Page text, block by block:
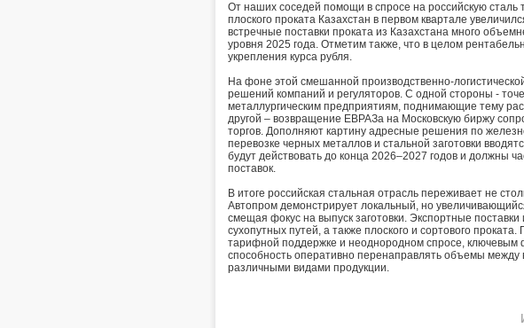
От наших соседей помощи в спросе на российскую сталь
плоского проката Казахстан в первом квартале
встречные поставки проката из Казахстана много
уровня 2025 года. Отметим также, что в целом
укрепления курса рубля.
На фоне этой смешанной производственно-
решений компаний и регуляторов. С одной стороны -
металлургическим предприятиям, поднимающие тему
другой – возвращение ЕВРАЗа на Московскую биржу
торгов. Дополняют картину адресные решения по
перевозке черных металлов и стальной заготовки
будут действовать до конца 2026–2027 годов и должны
поставок.
В итоге российская стальная отрасль переживает не
Автопром демонстрирует локальный, но
смещая фокус на выпуск заготовки. Экспортные
сухопутных путей, а также плоского и сортового
тарифной поддержке и неоднородном спросе, ключевым
способность оперативно перенаправлять объемы
различными видами продукции.